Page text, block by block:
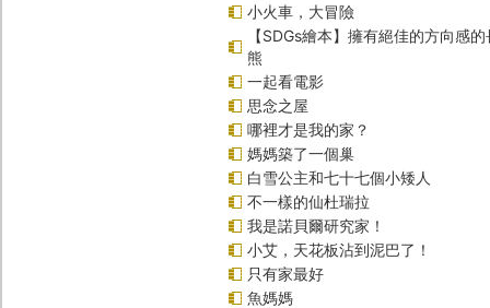
小火車，大冒險
【SDGs繪本】擁有絕佳的方向感
熊
一起看電影
思念之屋
哪裡才是我的家？
媽媽築了一個巢
白雪公主和七十七個小矮人
不一樣的仙杜瑞拉
我是諾貝爾研究家！
小艾，天花板沾到泥巴了！
只有家最好
魚媽媽